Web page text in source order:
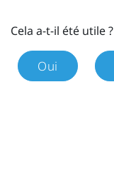
Cela a-t-il été utile ?
Oui